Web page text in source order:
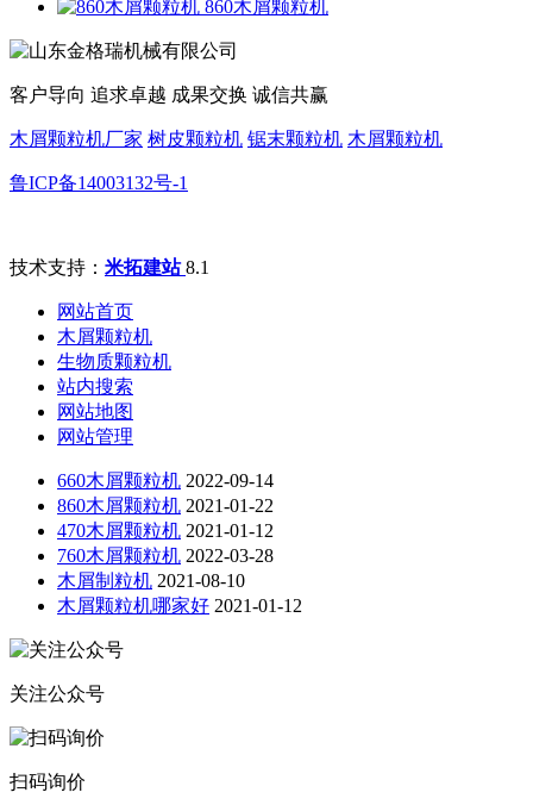
860木屑颗粒机
客户导向 追求卓越 成果交换 诚信共赢
木屑颗粒机厂家 树皮颗粒机 锯末颗粒机 木屑颗粒机
鲁ICP备14003132号-1
技术支持： 米拓建站8.1
网站首页
木屑颗粒机
生物质颗粒机
站内搜索
网站地图
网站管理
660木屑颗粒机 2022-09-14
860木屑颗粒机 2021-01-22
470木屑颗粒机 2021-01-12
760木屑颗粒机 2022-03-28
木屑制粒机 2021-08-10
木屑颗粒机哪家好 2021-01-12
关注公众号
扫码询价